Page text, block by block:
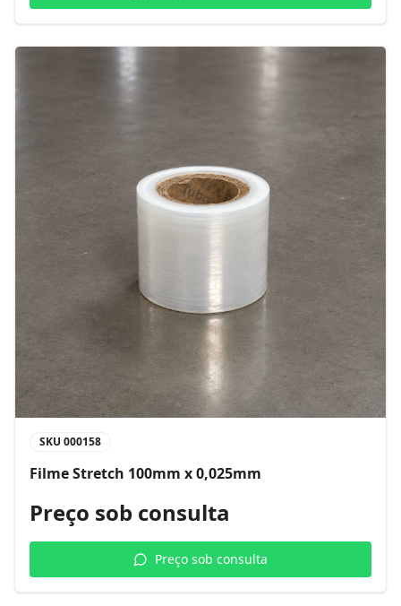
SKU 000158
Filme Stretch 100mm x 0,025mm
Preço sob consulta
Preço sob consulta